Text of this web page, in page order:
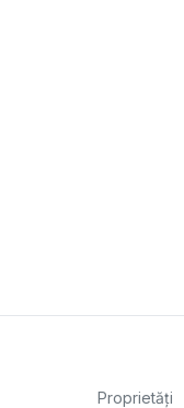
Proprietăți